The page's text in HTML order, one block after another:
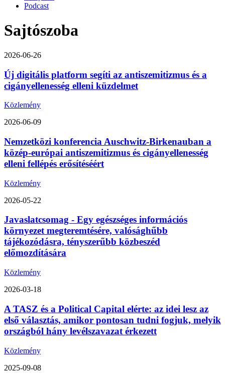
Podcast
Sajtószoba
2026-06-26
Új digitális platform segíti az antiszemitizmus és a
cigányellenesség elleni küzdelmet
Közlemény
2026-06-09
Nemzetközi konferencia Auschwitz-Birkenauban a
közép-európai antiszemitizmus és cigányellenesség
elleni fellépés erősítéséért
Közlemény
2026-05-22
Javaslatcsomag - Egy egészséges információs
környezet megteremtésére, valósághűbb
tájékozódásra, tényszerűbb közbeszéd
előmozdítására
Közlemény
2026-03-18
A TASZ és a Political Capital elérte: az idei lesz az
első választás, amikor pontosan tudni fogjuk, melyik
országból hány levélszavazat érkezett
Közlemény
2025-09-08